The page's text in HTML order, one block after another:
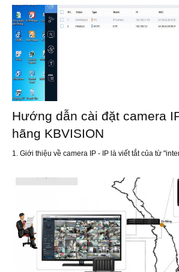
Hướng dẫn cài đặt camera
hãng KBVISION
1. Giới thiệu về camera IP - IP là viết tắt của từ